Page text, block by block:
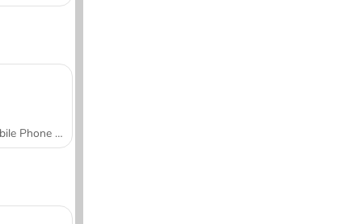
Mobile Phone Case Design & DIY